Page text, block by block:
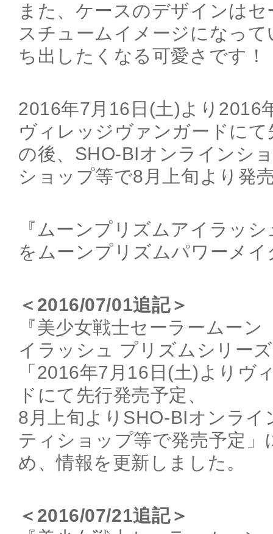
また、ケースのデザインは
スチュームイメージになっ
ち出したくなる可愛さです！
2016年7月16日(土)より2016
ヴィレッジヴァンガードに
の後、SHO-BIオンラインシ
ショップ等で8月上旬より発
『ムーンプリズムアイラッ
をムーンプリズムパワーメ
＜2016/07/01追記＞
『美少女戦士セーラームー
イラッシュ プリズムシリー
「2016年7月16日(土)よりヴ
ドにて先行発売予定、
8月上旬よりSHO-BIオンラ
ティショップ等で発売予定」
め、情報を更新しました。
＜2016/07/21追記＞